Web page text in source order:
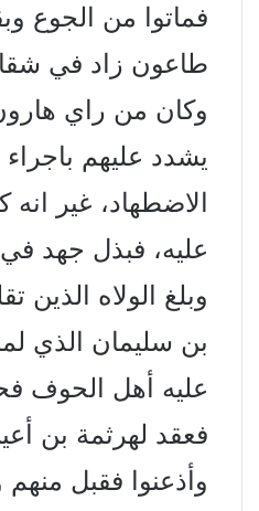
فماتوا من الجوع
طاعون زاد في شقاء
وكان من راي
يشدد عليهم
الاضطهاد، غير
عليه، فبذل جهد
وبلغ الولاه
بن سليمان الذي
عليه أهل الحوف
فعقد لهرثمة بن